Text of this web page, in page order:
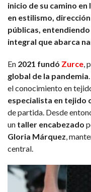
inicio de su camino
en estilismo,
públicas,
integral que abarca
En 2021 fundó Zurce,
global de la pandemia
el conocimiento en
especialista en tejido
de partida. Desde
un taller encabezado
Gloria Márquez,
central.